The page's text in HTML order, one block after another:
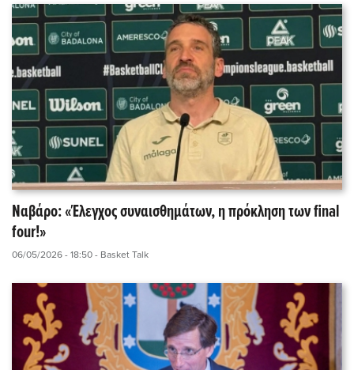
Ναβάρο: «Έλεγχος συναισθημάτων, η πρόκληση των final
four!»
06/05/2026 - 18:50 - Basket Talk